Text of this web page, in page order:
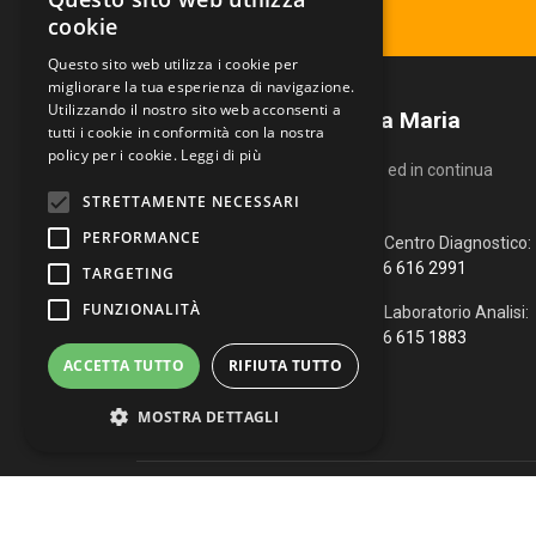
Centro Diagnostico Villa Maria
Un servizio altamente qualificato ed in continua
evoluzione.
Via Fiume, 4
51100 Pistoia (PT)
0573 976088
info@vmcd.it
Centro Diagnostico:
366 616 2991
Laboratorio Analisi:
366 615 1883
cookie
Questo sito web utilizza i cookie per
migliorare la tua esperienza di navigazione.
Utilizzando il nostro sito web acconsenti a
tutti i cookie in conformità con la nostra
policy per i cookie. Leggi di più
STRETTAMENTE NECESSARI
PERFORMANCE
TARGETING
FUNZIONALITÀ
ACCETTA TUTTO RIFIUTA TUTTO
MOSTRA DETTAGLI